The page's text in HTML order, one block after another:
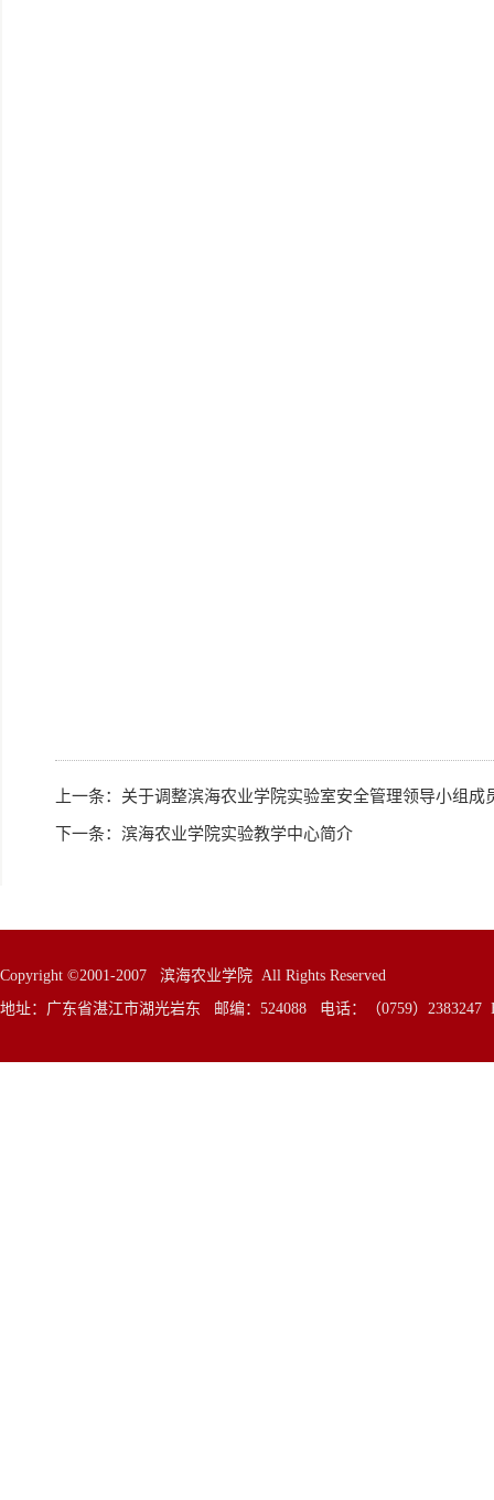
上一条： 关于调整滨海农业学院实验室安全管理领导小组成
下一条： 滨海农业学院实验教学中心简介
Copyright ©2001-2007 滨海农业学院 All Rights Reserved
地址：广东省湛江市湖光岩东 邮编：524088 电话：（0759）2383247